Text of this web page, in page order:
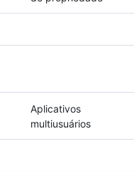
Aplicativos
multiusuários